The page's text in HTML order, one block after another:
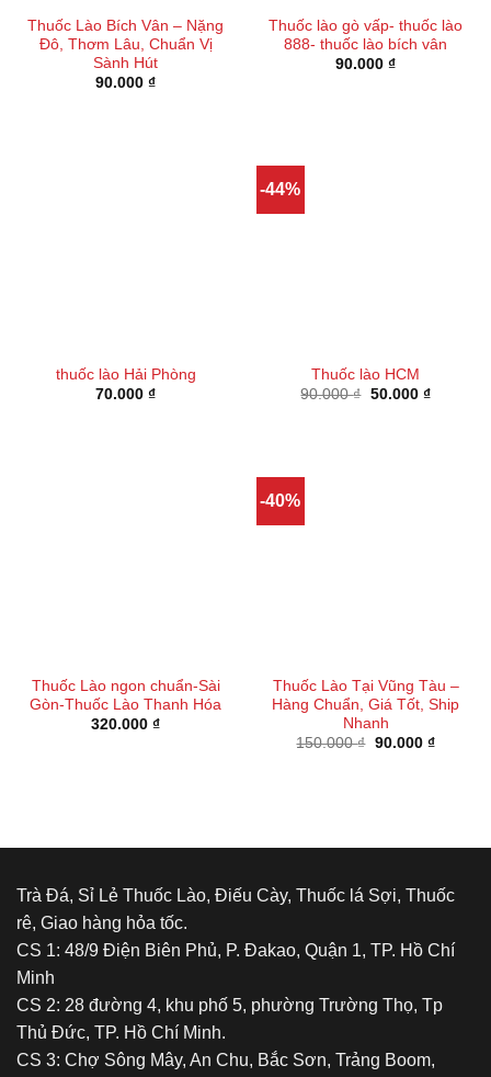
Thuốc Lào Bích Vân – Nặng
Đô, Thơm Lâu, Chuẩn Vị
Sành Hút
90.000 ₫
Thuốc lào gò vấp- thuốc lào
888- thuốc lào bích vân
90.000 ₫
thuốc lào Hải Phòng
70.000 ₫
-44%
Thuốc lào HCM
90.000₫ Giá
50.000 ₫Giá
Thuốc Lào ngon chuẩn-Sài
Gòn-Thuốc Lào Thanh Hóa
320.000 ₫
-40%
Thuốc Lào Tại Vũng Tàu –
Hàng Chuẩn, Giá Tốt, Ship
Nhanh
150.000₫ Giá
90.000 ₫Giá
Trà Đá, Sỉ Lẻ Thuốc Lào, Điếu Cày, Thuốc lá Sợi, Thuốc
rê, Giao hàng hỏa tốc.
CS 1: 48/9 Điện Biên Phủ, P. Đakao, Quận 1, TP. Hồ Chí
Minh
CS 2: 28 đường 4, khu phố 5, phường Trường Thọ, Tp
Thủ Đức, TP. Hồ Chí Minh.
CS 3: Chợ Sông Mây, An Chu, Bắc Sơn, Trảng Boom,